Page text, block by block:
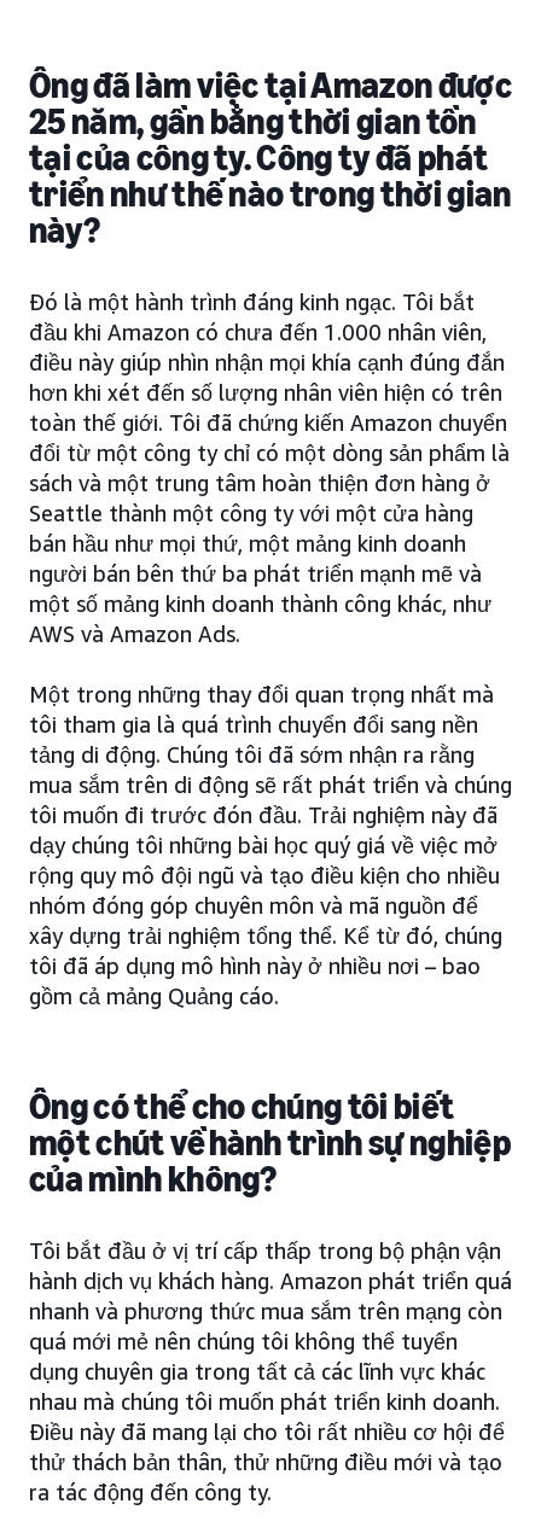
Ông đã làm việc tạiAmazon được
25 năm, gần bằng thời gian tồn
tại của công ty. Công ty đã phát
triển như thế nào trong thời gian
này?
Đó là một hành trình đáng kinh ngạc. Tôi bắt
đầu khi Amazon có chưa đến 1.000 nhân viên,
điều này giúp nhìn nhận mọi khía cạnh đúng đắn
hơn khi xét đến số lượng nhân viên hiện có trên
toàn thế giới. Tôi đã chứng kiến Amazon chuyển
đổi từ một công ty chỉ có một dòng sản phẩm là
sách và một trung tâm hoàn thiện đơn hàng ở
Seattle thành một công ty với một cửa hàng
bán hầu như mọi thứ, một mảng kinh doanh
người bán bên thứ ba phát triển mạnh mẽ và
một số mảng kinh doanh thành công khác, như
AWS và Amazon Ads.
Một trong những thay đổi quan trọng nhất mà
tôi tham gia là quá trình chuyển đổi sang nền
tảng di động. Chúng tôi đã sớm nhận ra rằng
mua sắm trên di động sẽ rất phát triển và chúng
tôi muốn đi trước đón đầu. Trải nghiệm này đã
dạy chúng tôi những bài học quý giá về việc mở
rộng quy mô đội ngũ và tạo điều kiện cho nhiều
nhóm đóng góp chuyên môn và mã nguồn để
xây dựng trải nghiệm tổng thể. Kể từ đó, chúng
tôi đã áp dụng mô hình này ở nhiều nơi – bao
gồm cả mảng Quảng cáo.
Ông có thể cho chúng tôi biết
một chút vềhành trình sự nghiệp
của mình không?
Tôi bắt đầu ở vị trí cấp thấp trong bộ phận vận
hành dịch vụ khách hàng. Amazon phát triển quá
nhanh và phương thức mua sắm trên mạng còn
quá mới mẻ nên chúng tôi không thể tuyển
dụng chuyên gia trong tất cả các lĩnh vực khác
nhau mà chúng tôi muốn phát triển kinh doanh.
Điều này đã mang lại cho tôi rất nhiều cơ hội để
thử thách bản thân, thử những điều mới và tạo
ra tác động đến công ty.